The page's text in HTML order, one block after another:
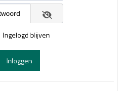
Ingelogd blijven
Inloggen